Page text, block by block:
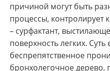
причиной могут быть
процессы, контролирует
– сурфактант,
поверхность легких. Суть
беспрепятственное
бронхолегочное дерево,